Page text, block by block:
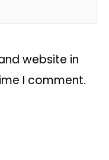
website in
I comment.